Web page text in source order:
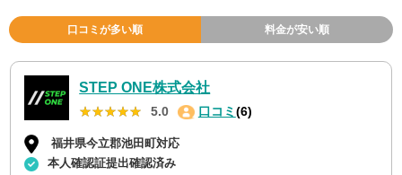
口コミが多い順 料金が安い順
STEP ONE株式会社
★★★★★
★★★★★ 5.0 口コミ (6)
福井県今立郡池田町対応
本人確認証提出確認済み